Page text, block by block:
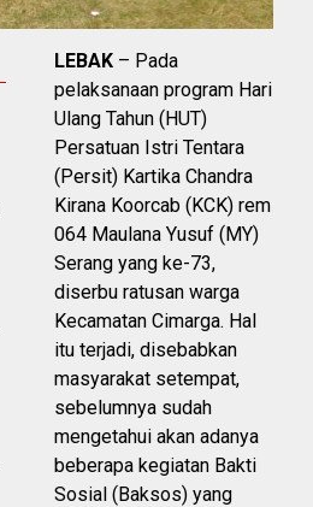
LEBAK – Pada
pelaksanaan program Hari
Ulang Tahun (HUT)
Persatuan Istri Tentara
(Persit) Kartika Chandra
Kirana Koorcab (KCK) rem
064 Maulana Yusuf (MY)
Serang yang ke-73,
diserbu ratusan warga
Kecamatan Cimarga. Hal
itu terjadi, disebabkan
masyarakat setempat,
sebelumnya sudah
mengetahui akan adanya
beberapa kegiatan Bakti
Sosial (Baksos) yang